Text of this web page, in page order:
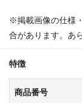
※掲載画像の仕様
合があります。あ
特徴
商品番号